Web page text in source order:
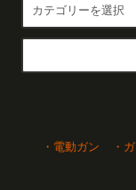
・電動ガン ・